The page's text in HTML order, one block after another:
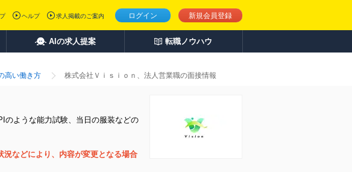
ログイン 新規会員登録
ヘルプ 求人掲載のご案内
AIの求人提案 転職ノウハウ
高い働き方
株式会社Ｖｉｓｉｏｎ、法人営業職の面接情報
のような能力試験、当日の服装などの
などにより、内容が変更となる場合